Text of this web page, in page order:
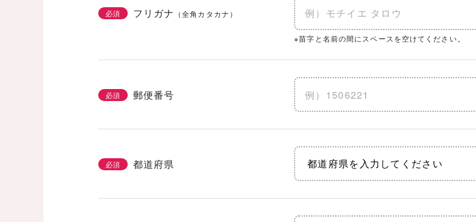
必須 フリガナ （全角カタカナ）
※苗字と名前の間にスペースを空けてください。
必須 郵便番号
必須 都道府県